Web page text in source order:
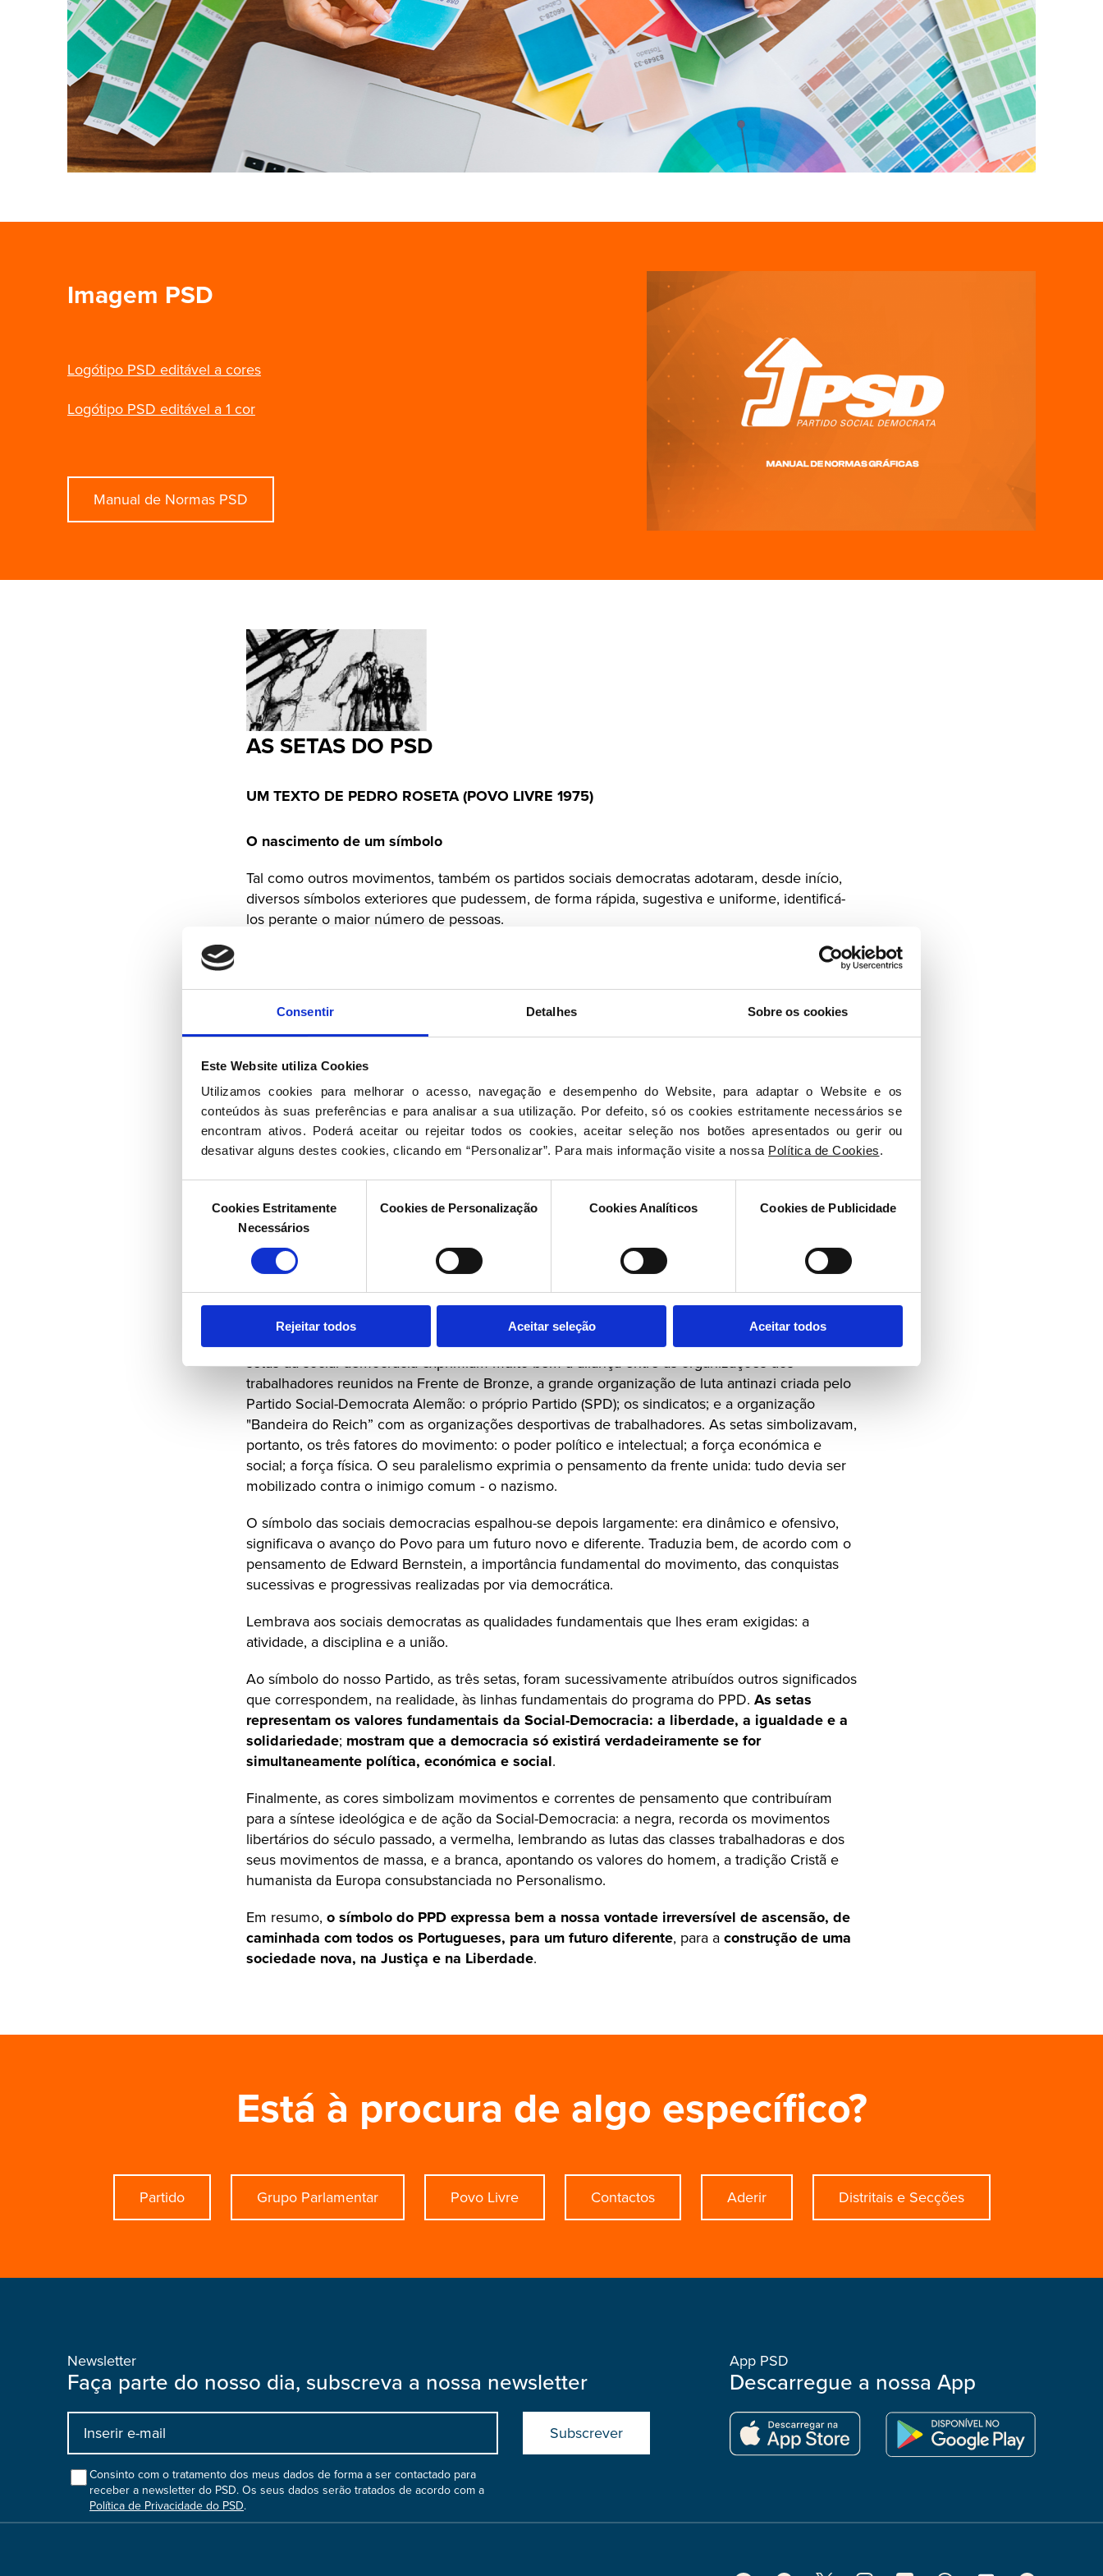
Consentir Detalhes Sobre os cookies
Este Website utiliza Cookies
Utilizamos cookies para melhorar o acesso, navegação e desempenho do Website, para adaptar o Website e os
conteúdos às suas preferências e para analisar a sua utilização. Por defeito, só os cookies estritamente necessários se
encontram ativos. Poderá aceitar ou rejeitar todos os cookies, aceitar seleção nos botões apresentados ou gerir ou
desativar alguns destes cookies, clicando em “Personalizar”. Para mais informação visite a nossa Política de Cookies.
consentimento
Cookies Estritamente
Necessários
Cookies de Personalização Cookies Analíticos Cookies de Publicidade
Rejeitar todos Aceitar seleção Aceitar todos
Imagem PSD
Logótipo PSD editável a cores
Logótipo PSD editável a 1 cor
Manual de Normas PSD
AS SETAS DO PSD
UM TEXTO DE PEDRO ROSETA (POVO LIVRE 1975)
O nascimento de um símbolo
Tal como outros movimentos, também os partidos sociais democratas adotaram, desde início,
diversos símbolos exteriores que pudessem, de forma rápida, sugestiva e uniforme, identificá-
los perante o maior número de pessoas.
Mas um novo símbolo, forjado na luta contra o totalitarismo, estava destinado a sobrepor-se aos
restantes.
A descoberta, em 1931, de um feroz programa de repressão que os nazistas pretendiam aplicar
na Alemanha quando conquistassem o poder, através das famigeradas SA (Secções de
Assalto), provocou grande agitação entre a população trabalhadora e o seu partido: o SPD
(Partido Social-Democrata Alemão).
traço grosso de giz branco.
Certamente algum trabalhador, cujo nome para sempre ficará ignorado, ao ver o símbolo
odiado das forças totalitárias, não se pode conter e resolveu espontaneamente riscá-lo.
Significado do Símbolo
Nascidas espontaneamente na luta dos militantes sociais democratas contra o nazismo, as
setas da social-democracia exprimiam muito bem a aliança entre as organizações dos
trabalhadores reunidos na Frente de Bronze, a grande organização de luta antinazi criada pelo
Partido Social-Democrata Alemão: o próprio Partido (SPD); os sindicatos; e a organização
"Bandeira do Reich” com as organizações desportivas de trabalhadores. As setas simbolizavam,
portanto, os três fatores do movimento: o poder político e intelectual; a força económica e
social; a força física. O seu paralelismo exprimia o pensamento da frente unida: tudo devia ser
mobilizado contra o inimigo comum - o nazismo.
O símbolo das sociais democracias espalhou-se depois largamente: era dinâmico e ofensivo,
significava o avanço do Povo para um futuro novo e diferente. Traduzia bem, de acordo com o
pensamento de Edward Bernstein, a importância fundamental do movimento, das conquistas
sucessivas e progressivas realizadas por via democrática.
Lembrava aos sociais democratas as qualidades fundamentais que lhes eram exigidas: a
atividade, a disciplina e a união.
Ao símbolo do nosso Partido, as três setas, foram sucessivamente atribuídos outros significados
que correspondem, na realidade, às linhas fundamentais do programa do PPD. As setas
representam os valores fundamentais da Social-Democracia: a liberdade, a igualdade e a
solidariedade; mostram que a democracia só existirá verdadeiramente se for
simultaneamente política, económica e social.
Finalmente, as cores simbolizam movimentos e correntes de pensamento que contribuíram
para a síntese ideológica e de ação da Social-Democracia: a negra, recorda os movimentos
libertários do século passado, a vermelha, lembrando as lutas das classes trabalhadoras e dos
seus movimentos de massa, e a branca, apontando os valores do homem, a tradição Cristã e
humanista da Europa consubstanciada no Personalismo.
Em resumo, o símbolo do PPD expressa bem a nossa vontade irreversível de ascensão, de
caminhada com todos os Portugueses, para um futuro diferente, para a construção de uma
sociedade nova, na Justiça e na Liberdade.
Está à procura de algo específico?
Partido Grupo Parlamentar Povo Livre Contactos Aderir Distritais e Secções
Newsletter
Faça parte do nosso dia, subscreva a nossa newsletter
Input
bootstrap
colConsinto com o tratamento dos meus dados de forma a ser contactado para
receber a newsletter do PSD. Os seus dados serão tratados de acordo com a
Política de Privacidade do PSD.
Submit
boostrap
App PSD
Descarregue a nossa App